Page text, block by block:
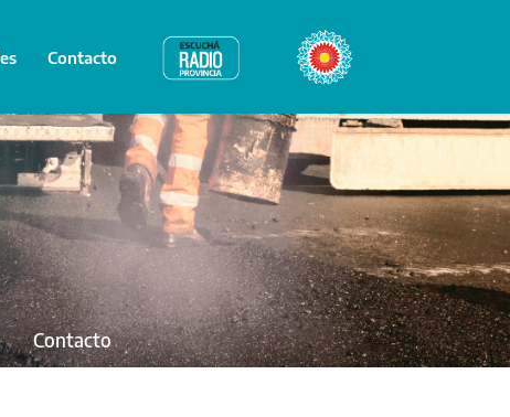
Contacto Radio Provincia Bicentenario
Contacto